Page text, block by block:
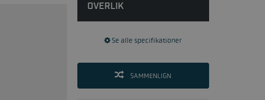
OVERLIK
Se alle specifikationer
SAMMENLIGN